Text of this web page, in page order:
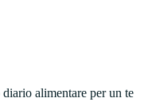
alimentare per un te